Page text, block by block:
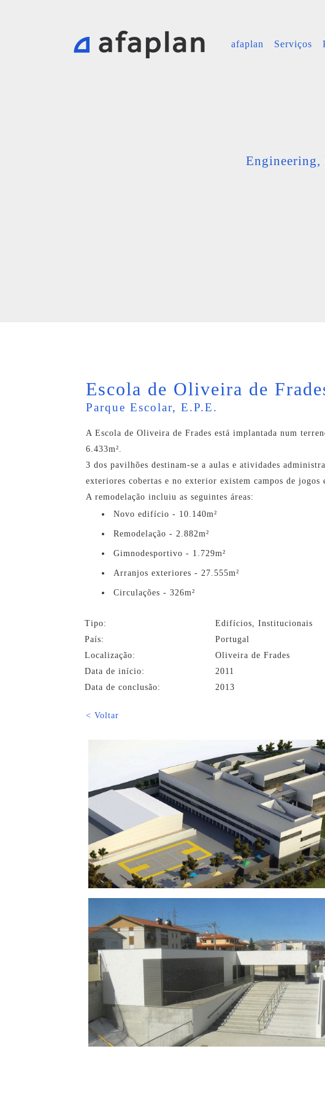
afaplan Serviços
Engineering,
Escola de Oliveira de
Parque Escolar, E.P.E.
A Escola de Oliveira de Frades está implantada num
6.433m².
3 dos pavilhões destinam-se a aulas e atividades
exteriores cobertas e no exterior existem campos de jogos
A remodelação incluiu as seguintes áreas:
Novo edifício - 10.140m²
Remodelação - 2.882m²
Gimnodesportivo - 1.729m²
Arranjos exteriores - 27.555m²
Circulações - 326m²
Tipo:
Edifícios, Institucionais
País:
Portugal
Localização:
Oliveira de Frades
Data de início:
2011
Data de conclusão:
2013
< Voltar